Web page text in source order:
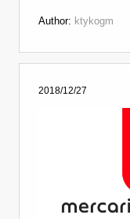
Author: ktykogm
2018/12/27